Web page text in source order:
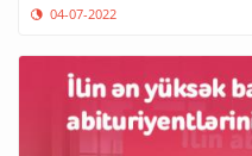
04-07-2022